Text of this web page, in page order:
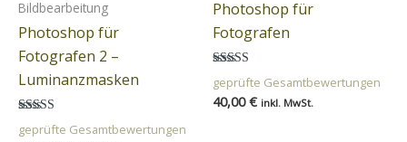
Bildbearbeitung
Photoshop für
Fotografen 2 –
Luminanzmasken
Bewertet
mit
geprüfte Gesamtbewertungen
Photoshop für
Fotografen
Bewertet mit
5.00
von 5
geprüfte Gesamtbewertungen
40,00€ inkl. MwSt.